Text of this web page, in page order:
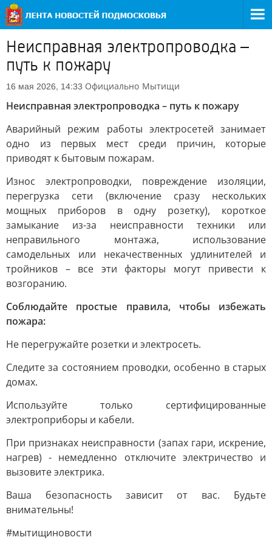
Неисправная электропроводка –
путь к пожару
16 мая 2026, 14:33 Официально Мытищи
Неисправная электропроводка – путь к пожару
Аварийный режим работы электросетей занимает
одно из первых мест среди причин, которые
приводят к бытовым пожарам.
Износ электропроводки, повреждение изоляции,
перегрузка сети (включение сразу нескольких
мощных приборов в одну розетку), короткое
замыкание из-за неисправности техники или
неправильного монтажа, использование
самодельных или некачественных удлинителей и
тройников – все эти факторы могут привести к
возгоранию.
Соблюдайте простые правила, чтобы избежать
пожара:
Не перегружайте розетки и электросеть.
Следите за состоянием проводки, особенно в старых
домах.
Используйте только сертифицированные
электроприборы и кабели.
При признаках неисправности (запах гари, искрение,
нагрев) - немедленно отключите электричество и
вызовите электрика.
Ваша безопасность зависит от вас. Будьте
внимательны!
#мытищиновости